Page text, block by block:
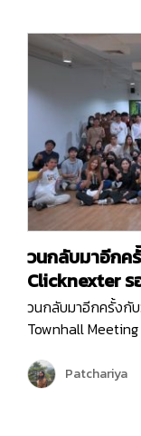
Reconnect |
วนกลับมาอีกค
Clicknexter
2568
วนกลับมาอีกครั้งกั
Townhall
ด้วยโอกาสและควา
บริการและพัฒนา
Patchariya